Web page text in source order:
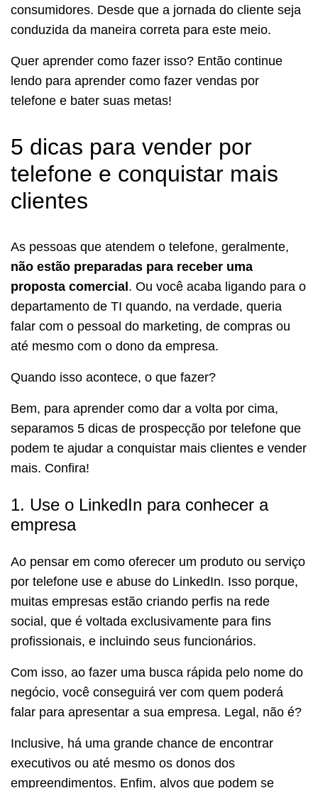
consumidores. Desde que a jornada do cliente seja
conduzida da maneira correta para este meio.
Quer aprender como fazer isso? Então continue
lendo para aprender como fazer vendas por
telefone e bater suas metas!
5 dicas para vender por
telefone e conquistar mais
clientes
As pessoas que atendem o telefone, geralmente,
não estão preparadas para receber uma
proposta comercial . Ou você acaba ligando para o
departamento de TI quando, na verdade, queria
falar com o pessoal do marketing, de compras ou
até mesmo com o dono da empresa.
Quando isso acontece, o que fazer?
Bem, para aprender como dar a volta por cima,
separamos 5 dicas de prospecção por telefone que
podem te ajudar a conquistar mais clientes e vender
mais. Confira!
1. Use o LinkedIn para conhecer a
empresa
Ao pensar em como oferecer um produto ou serviço
por telefone use e abuse do LinkedIn. Isso porque,
muitas empresas estão criando perfis na rede
social, que é voltada exclusivamente para fins
profissionais, e incluindo seus funcionários.
Com isso, ao fazer uma busca rápida pelo nome do
negócio, você conseguirá ver com quem poderá
falar para apresentar a sua empresa. Legal, não é?
Inclusive, há uma grande chance de encontrar
executivos ou até mesmo os donos dos
empreendimentos. Enfim, alvos que podem se